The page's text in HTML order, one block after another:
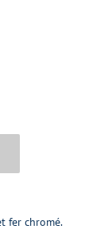
fer chromé.